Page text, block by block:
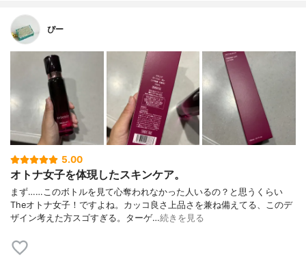
ぴー
5.00
オトナ女子を体現したスキンケア。
まず……このボトルを見て心奪われなかった人いるの？と思うくらい
Theオトナ女子！ですよね。カッコ良さ上品さを兼ね備えてる、このデ
ザイン考えた方スゴすぎる。ターゲ…続きを見る